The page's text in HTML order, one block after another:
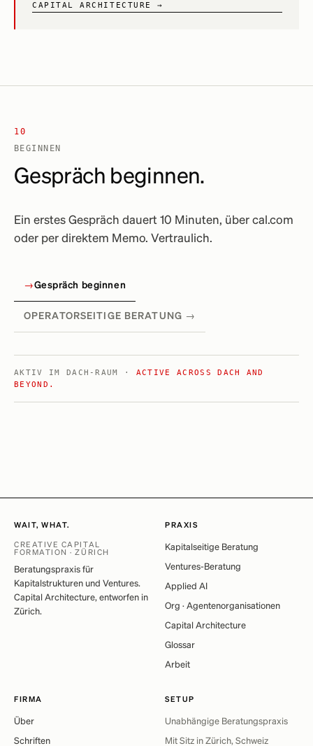
CAPITAL ARCHITECTURE →
10
BEGINNEN
Gespräch beginnen.
Ein erstes Gespräch dauert 10 Minuten, über cal.com
oder per direktem Memo. Vertraulich.
→Gespräch beginnen
OPERATORSEITIGE BERATUNG →
AKTIV IM DACH-RAUM · ACTIVE ACROSS DACH AND
BEYOND.
WAIT, WHAT.
CREATIVE CAPITAL
FORMATION · ZÜRICH
Beratungspraxis für
Kapitalstrukturen und Ventures.
Capital Architecture, entworfen in
Zürich.
PRAXIS
Kapitalseitige Beratung
Ventures-Beratung
Applied AI
Org · Agentenorganisationen
Capital Architecture
Glossar
Arbeit
FIRMA
Über
Schriften
SETUP
Unabhängige Beratungspraxis
Mit Sitz in Zürich, Schweiz